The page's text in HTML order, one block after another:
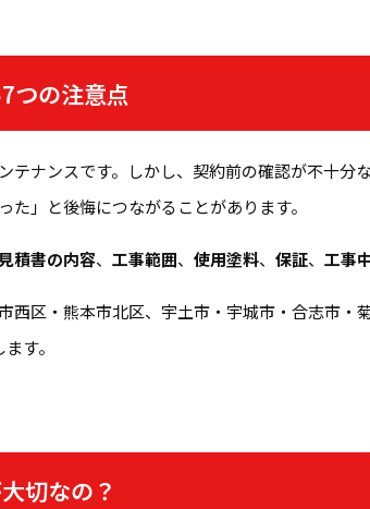
つの注意点
テナンスです。しかし、契約前の確認が不十分
」と後悔につながることがあります。
見積書の内容、 工事範囲、 使用塗料、 保証、 工事
西区・熊本市北区、宇土市・宇城市・合志市
す。
切なの？